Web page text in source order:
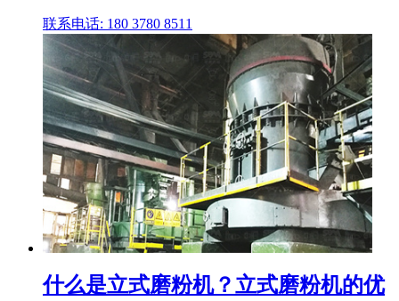
联系电话: 180 3780 8511
什么是立式磨粉机？立式磨粉机的优